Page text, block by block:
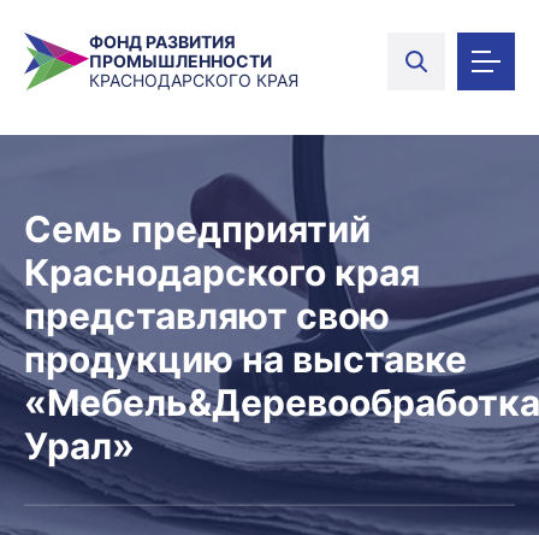
ФОНД РАЗВИТИЯ
ПРОМЫШЛЕННОСТИ
КРАСНОДАРСКОГО КРАЯ
Семь предприятий
Краснодарского края
представляют свою
продукцию на выставке
«Мебель&Деревообработка
Урал»